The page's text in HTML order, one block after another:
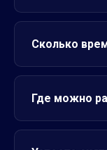
Сколько
Где можно